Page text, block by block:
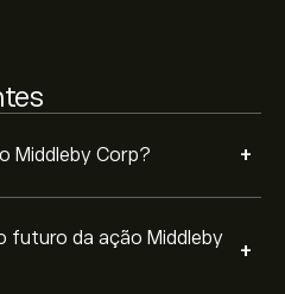
Middleby Corp? +
futuro da ação Middleby
+